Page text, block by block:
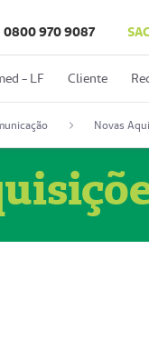
0800 970 9087 SAC
- LF Cliente
Novas